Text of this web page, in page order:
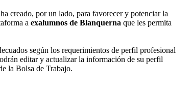
creado, por un lado, para favorecer y potenciar la
a exalumnos de Blanquerna que les permita
según los requerimientos de perfil profesional
editar y actualizar la información de su perfil
la Bolsa de Trabajo.